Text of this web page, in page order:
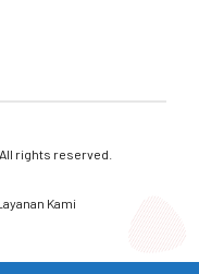
rights reserved.
Kami